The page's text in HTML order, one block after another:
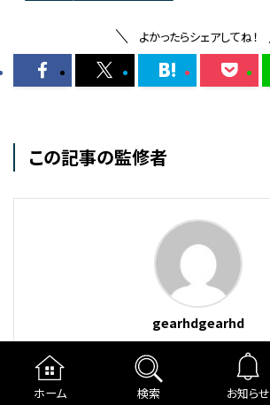
ホーム 検索 お知らせ
よかったらシェアしてね！
この記事の監修者
gearhdgearhd